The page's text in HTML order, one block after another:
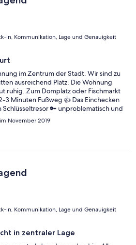
in, Kommunikation, Lage und Genauigkeit
im Zentrum der Stadt. Wir sind zu
ausreichend Platz. Die Wohnung
ruhig. Zum Domplatz oder Fischmarkt
3 Minuten Fußweg 👍 Das Einchecken
🔑 unproblematisch und
und modern. Wir kommen gerne
November 2019
in, Kommunikation, Lage und Genauigkeit
in zentraler Lage